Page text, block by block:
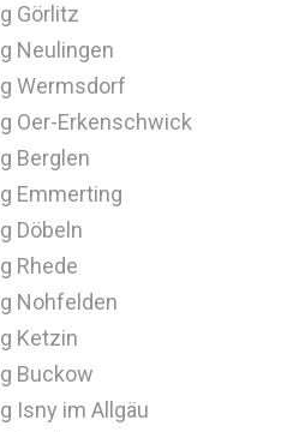
Görlitz
Neulingen
Wermsdorf
Oer-Erkenschwick
Berglen
Emmerting
Döbeln
Rhede
Nohfelden
Ketzin
Buckow
Isny im Allgäu